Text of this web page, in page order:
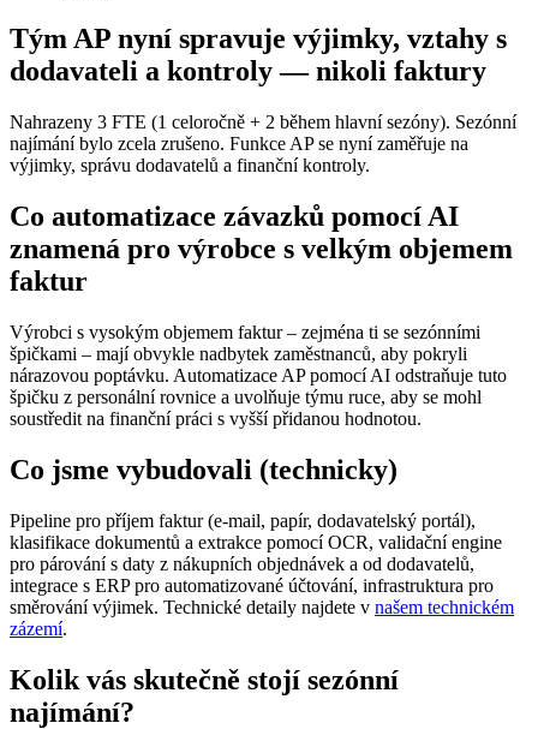
Tým AP nyní spravuje výjimky, vztahy s
dodavateli a kontroly — nikoli faktury
Nahrazeny 3 FTE (1 celoročně + 2 během hlavní sezóny). Sezónní
najímání bylo zcela zrušeno. Funkce AP se nyní zaměřuje na
výjimky, správu dodavatelů a finanční kontroly.
Co automatizace závazků pomocí AI
znamená pro výrobce s velkým objemem
faktur
Výrobci s vysokým objemem faktur – zejména ti se sezónními
špičkami – mají obvykle nadbytek zaměstnanců, aby pokryli
nárazovou poptávku. Automatizace AP pomocí AI odstraňuje tuto
špičku z personální rovnice a uvolňuje týmu ruce, aby se mohl
soustředit na finanční práci s vyšší přidanou hodnotou.
Co jsme vybudovali (technicky)
Pipeline pro příjem faktur (e-mail, papír, dodavatelský portál),
klasifikace dokumentů a extrakce pomocí OCR, validační engine
pro párování s daty z nákupních objednávek a od dodavatelů,
integrace s ERP pro automatizované účtování, infrastruktura pro
směrování výjimek. Technické detaily najdete v našem technickém
zázemí.
Kolik vás skutečně stojí sezónní
najímání?